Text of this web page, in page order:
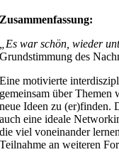
Zusammenfassung:
„Es war schön, wieder
Grundstimmung des
Eine motivierte
gemeinsam über Themen
neue Ideen zu (er)finden.
auch eine ideale
die viel voneinander
Teilnahme an weiteren